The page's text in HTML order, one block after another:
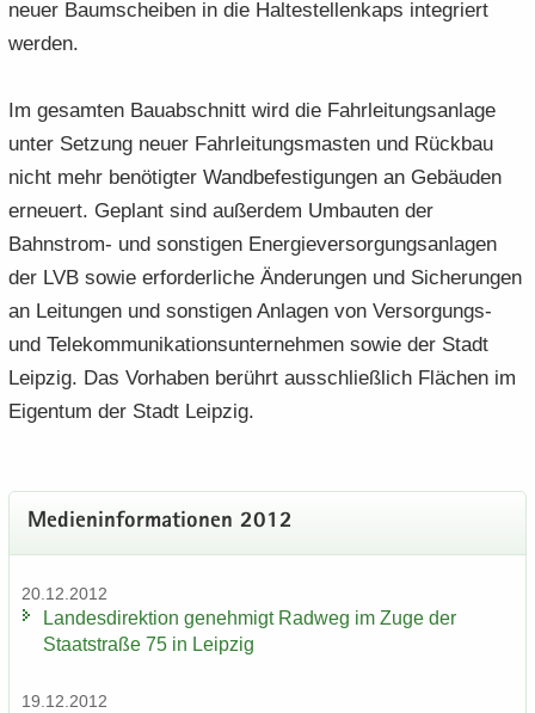
neuer Baum­schei­ben in die Hal­te­stel­len­kaps in­te­griert
wer­den.
Im ge­sam­ten Bau­ab­schnitt wird die Fahr­lei­tungs­an­la­ge
unter Set­zung neuer Fahr­lei­tungs­mas­ten und Rück­bau
nicht mehr be­nö­tig­ter Wand­be­fes­ti­gun­gen an Ge­bäu­den
er­neu­ert. Ge­plant sind au­ßer­dem Um­bau­ten der
Bahnstrom-​ und sons­ti­gen En­er­gie­ver­sor­gungs­an­la­gen
der LVB sowie er­for­der­li­che Än­de­run­gen und Si­che­run­gen
an Lei­tun­gen und sons­ti­gen An­la­gen von Versorgungs-​
und Te­le­kom­mu­ni­ka­ti­ons­un­ter­neh­men sowie der Stadt
Leip­zig. Das Vor­ha­ben be­rührt aus­schließ­lich Flä­chen im
Ei­gen­tum der Stadt Leip­zig.
Me­di­en­in­for­ma­tio­nen 2012
20.12.2012
Lan­des­di­rek­ti­on ge­neh­migt Rad­weg im Zuge der
Staat­stra­ße 75 in Leip­zig
19.12.2012